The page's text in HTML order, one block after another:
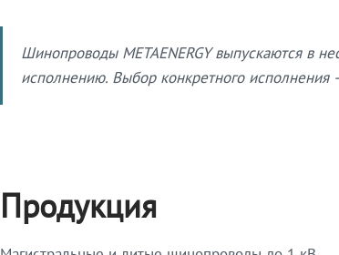
Шинопроводы METAENERGY выпускаются в
исполнению. Выбор конкретного исполнения
Продукция